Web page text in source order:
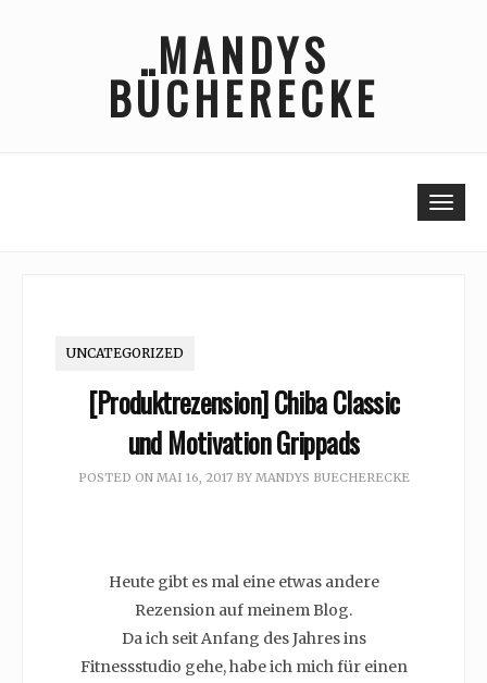
MANDYS
BÜCHERECKE
UNCATEGORIZED
[Produktrezension] Chiba Classic
und Motivation Grippads
POSTED ON MAI 16, 2017BY MANDYS BUECHERECKE
Heute gibt es mal eine etwas andere
Rezension auf meinem Blog.
Da ich seit Anfang des Jahres ins
Fitnessstudio gehe, habe ich mich für einen